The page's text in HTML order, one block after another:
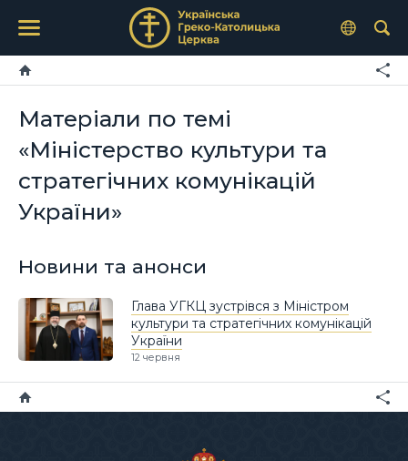
Матеріали по темі
«Міністерство культури та
стратегічних комунікацій
України»
Новини та анонси
Глава УГКЦ зустрівся з Міністром
культури та стратегічних комунікацій
України
12 червня